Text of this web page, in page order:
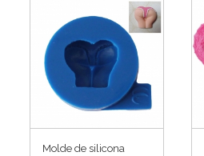
Molde de silicona